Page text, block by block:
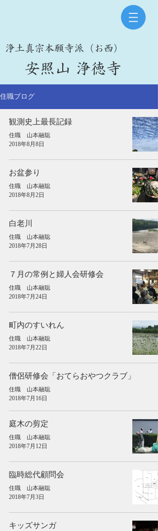
​浄土真宗本願寺派（お西）
​安照山 浄徳寺
住職ブログ
観測史上最長記録
住職 山本融聡
2018年8月8日
お盆参り
住職 山本融聡
2018年8月2日
白老川
住職 山本融聡
2018年7月28日
７月の常例と婦人会研修会
住職 山本融聡
2018年7月24日
町内のすいれん
住職 山本融聡
2018年7月22日
僧侶研修会「おてらおやつクラブ」
住職 山本融聡
2018年7月16日
庭木の剪定
住職 山本融聡
2018年7月12日
臨時総代顧問会
住職 山本融聡
2018年7月3日
キッズサンガ